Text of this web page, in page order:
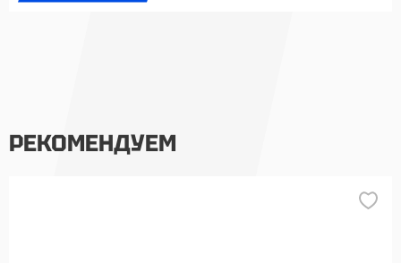
РЕКОМЕНДУЕМ